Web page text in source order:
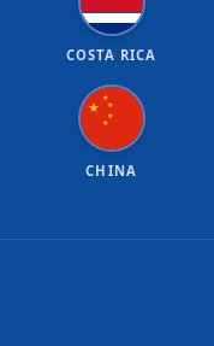
COSTA RICA
★
★
★
★
★
CHINA